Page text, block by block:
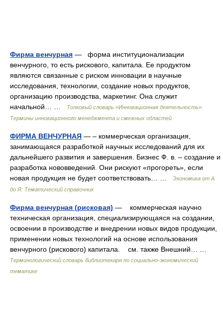
Фирма венчурная — форма институционализации
венчурного, то есть рискового, капитала. Ее продуктом
являются связанные с риском инновации в научные
исследования, технологии, создание новых продуктов,
организацию производства, маркетинг. Она служит
начальной… …
Толковый словарь «Инновационная деятельность».
Термины инновационного менеджмента и смежных областей
ФИРМА ВЕНЧУРНАЯ — – коммерческая организация,
занимающаяся разработкой научных исследований для их
дальнейшего развития и завершения. Бизнес Ф. в. – создание и
разработка нововведений. Они рискуют «прогореть», если
новая продукция не будет соответствовать… …
Экономика от А
до Я: Тематический справочник
Фирма венчурная (рисковая) — коммерческая научно
техническая организация, специализирующаяся на создании,
освоении в производстве и внедрении новых видов продукции,
применении новых технологий на основе использования
венчурного (рискового) капитала. см. также Внешний… …
Терминологический словарь библиотекаря по социально-экономической
тематике